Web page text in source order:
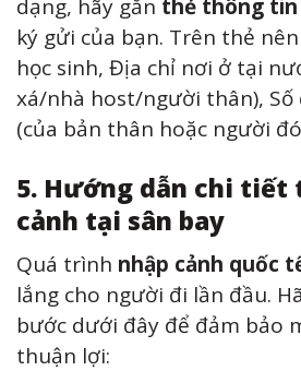
dạng, hãy gắn thẻ thông tin
ký gửi của bạn. Trên thẻ
học sinh, Địa chỉ nơi ở tại
xá/nhà host/người thân),
(của bản thân hoặc người
5. Hướng dẫn chi tiết
cảnh tại sân bay
Quá trình nhập cảnh quốc
lắng cho người đi lần đầu.
bước dưới đây để đảm bảo
thuận lợi: